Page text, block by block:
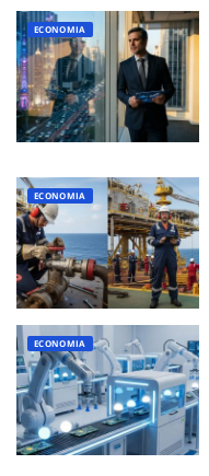
ECONOMIA
ECONOMIA
ECONOMIA